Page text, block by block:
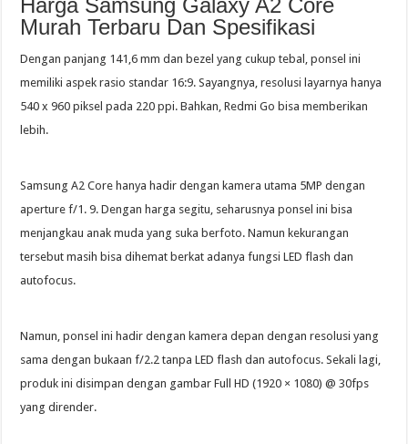
Harga Samsung Galaxy A2 Core
Murah Terbaru Dan Spesifikasi
Dengan panjang 141,6 mm dan bezel yang cukup tebal, ponsel ini
memiliki aspek rasio standar 16:9. Sayangnya, resolusi layarnya hanya
540 x 960 piksel pada 220 ppi. Bahkan, Redmi Go bisa memberikan
lebih.
Samsung A2 Core hanya hadir dengan kamera utama 5MP dengan
aperture f/1. 9. Dengan harga segitu, seharusnya ponsel ini bisa
menjangkau anak muda yang suka berfoto. Namun kekurangan
tersebut masih bisa dihemat berkat adanya fungsi LED flash dan
autofocus.
Namun, ponsel ini hadir dengan kamera depan dengan resolusi yang
sama dengan bukaan f/2.2 tanpa LED flash dan autofocus. Sekali lagi,
produk ini disimpan dengan gambar Full HD (1920 × 1080) @ 30fps
yang dirender.